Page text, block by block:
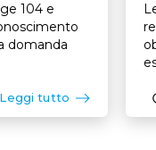
104 e
domanda
Leggi tutto